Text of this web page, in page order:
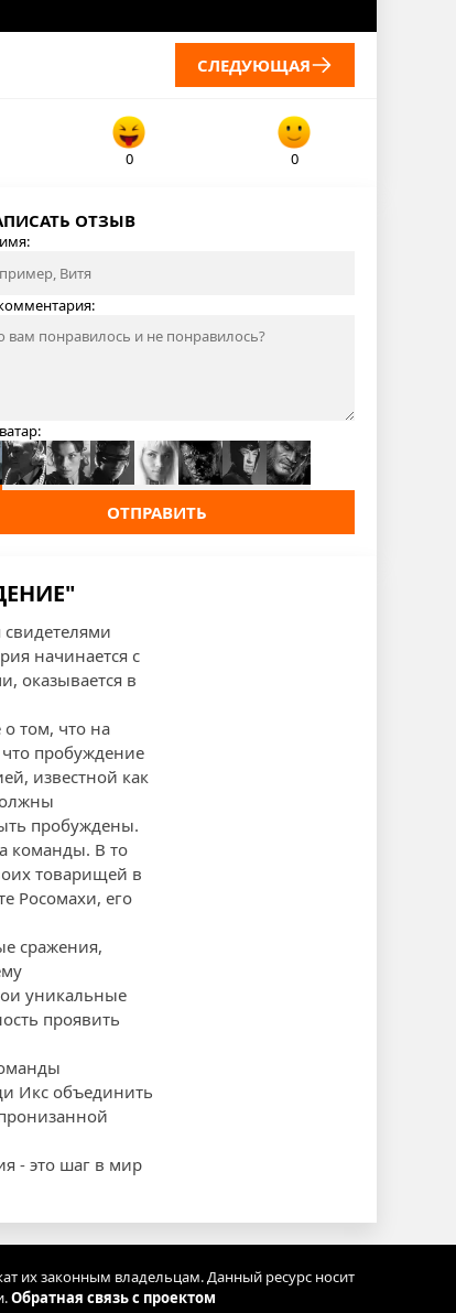
СЛЕДУЮЩАЯ
0 0
ОТЗЫВ
ОТПРАВИТЬ
начинается с
оказывается в
том, что на
пробуждение
известной как
пробуждены.
команды. В то
товарищей в
Росомахи, его
сражения,
уникальные
проявить
Икс объединить
- это шаг в мир
их законным владельцам. Данный ресурс носит
Обратная связь с проектом